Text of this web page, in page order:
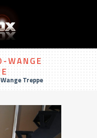
WANGE
Treppe